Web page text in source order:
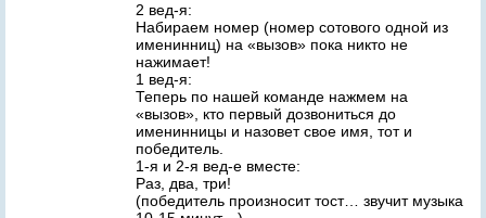
2 вед-я:
Набираем номер (номер сотового одной из
именинниц) на «вызов» пока никто не
нажимает!
1 вед-я:
Теперь по нашей команде нажмем на
«вызов», кто первый дозвониться до
именинницы и назовет свое имя, тот и
победитель.
1-я и 2-я вед-е вместе:
Раз, два, три!
(победитель произносит тост… звучит музыка